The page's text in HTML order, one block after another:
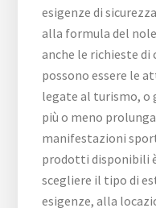
esigenze di
alla formula del
anche le richieste
possono essere le
legate al turismo,
più o meno
manifestazioni
prodotti disponibili
scegliere il tipo di
esigenze, alla